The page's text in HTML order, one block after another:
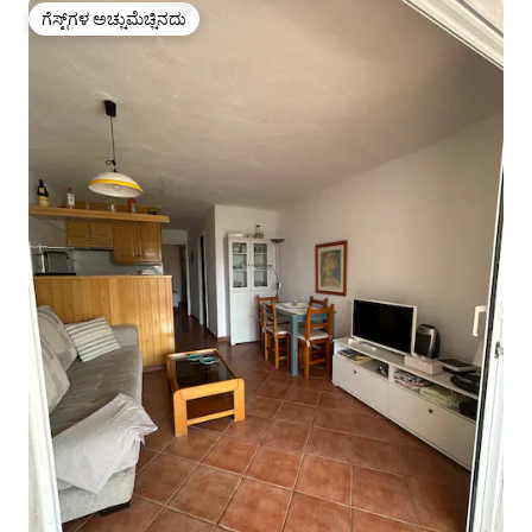
ಗೆಸ್ಟ್‌ಗಳ ಅಚ್ಚುಮೆಚ್ಚಿನದು
ಗೆಸ್ಟ್‌ಗಳ ಅಚ್ಚುಮೆಚ್ಚಿನದು